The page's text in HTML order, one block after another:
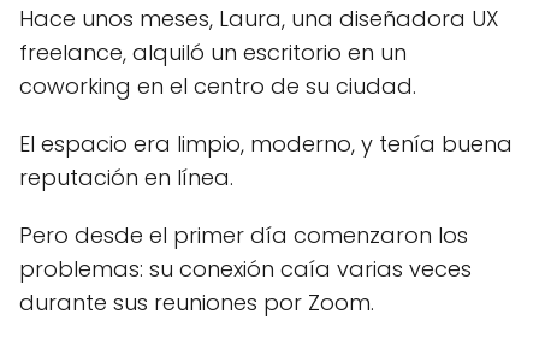
Hace unos meses, Laura, una diseñadora UX
freelance, alquiló un escritorio en un
coworking en el centro de su ciudad.
El espacio era limpio, moderno, y tenía buena
reputación en línea.
Pero desde el primer día comenzaron los
problemas: su conexión caía varias veces
durante sus reuniones por Zoom.